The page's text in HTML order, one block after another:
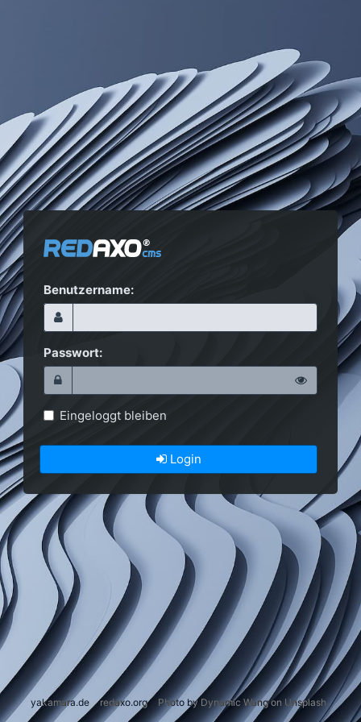
Benutzername:
Passwort:
Eingeloggt bleiben
Login
yakamara.de redaxo.org Photo by Dynamic Wang on Unsplash